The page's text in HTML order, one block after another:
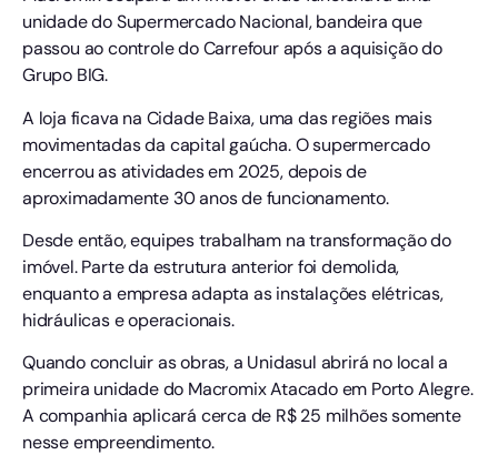
unidade do Supermercado Nacional, bandeira que
passou ao controle do Carrefour após a aquisição do
Grupo BIG.
A loja ficava na Cidade Baixa, uma das regiões mais
movimentadas da capital gaúcha. O supermercado
encerrou as atividades em 2025, depois de
aproximadamente 30 anos de funcionamento.
Desde então, equipes trabalham na transformação do
imóvel. Parte da estrutura anterior foi demolida,
enquanto a empresa adapta as instalações elétricas,
hidráulicas e operacionais.
Quando concluir as obras, a Unidasul abrirá no local a
primeira unidade do Macromix Atacado em Porto Alegre.
A companhia aplicará cerca de R$ 25 milhões somente
nesse empreendimento.